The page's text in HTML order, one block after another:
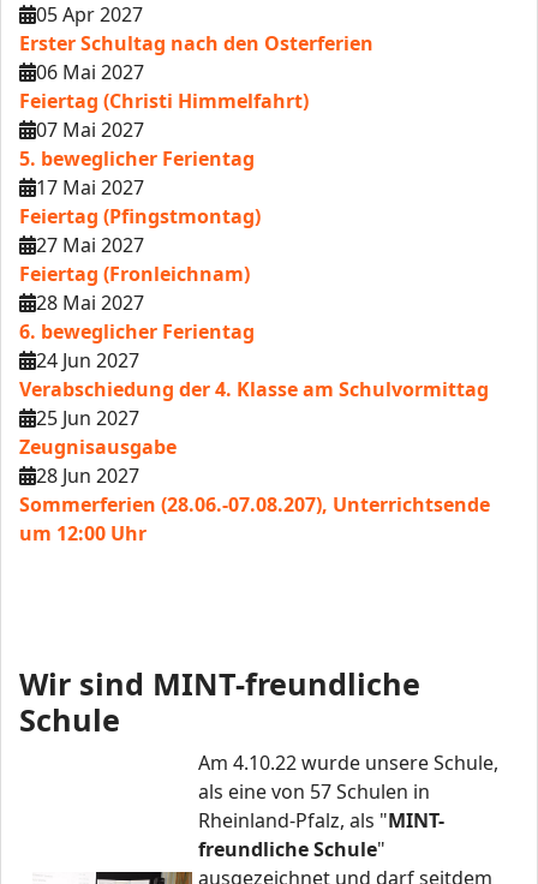
05 Apr 2027
Erster Schultag nach den Osterferien
06 Mai 2027
Feiertag (Christi Himmelfahrt)
07 Mai 2027
5. beweglicher Ferientag
17 Mai 2027
Feiertag (Pfingstmontag)
27 Mai 2027
Feiertag (Fronleichnam)
28 Mai 2027
6. beweglicher Ferientag
24 Jun 2027
Verabschiedung der 4. Klasse am Schulvormittag
25 Jun 2027
Zeugnisausgabe
28 Jun 2027
Sommerferien (28.06.-07.08.207), Unterrichtsende
um 12:00 Uhr
Wir sind MINT-freundliche
Schule
Am 4.10.22 wurde unsere Schule,
als eine von 57 Schulen in
Rheinland-Pfalz, als "MINT-
freundliche Schule"
ausgezeichnet und darf seitdem